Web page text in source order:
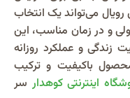
رویال می‌تواند یک انتخاب
و در زمان مناسب، این
زندگی و عملکرد روزانه
باکیفیت و ترکیب
اینترنتی کوهدار سر